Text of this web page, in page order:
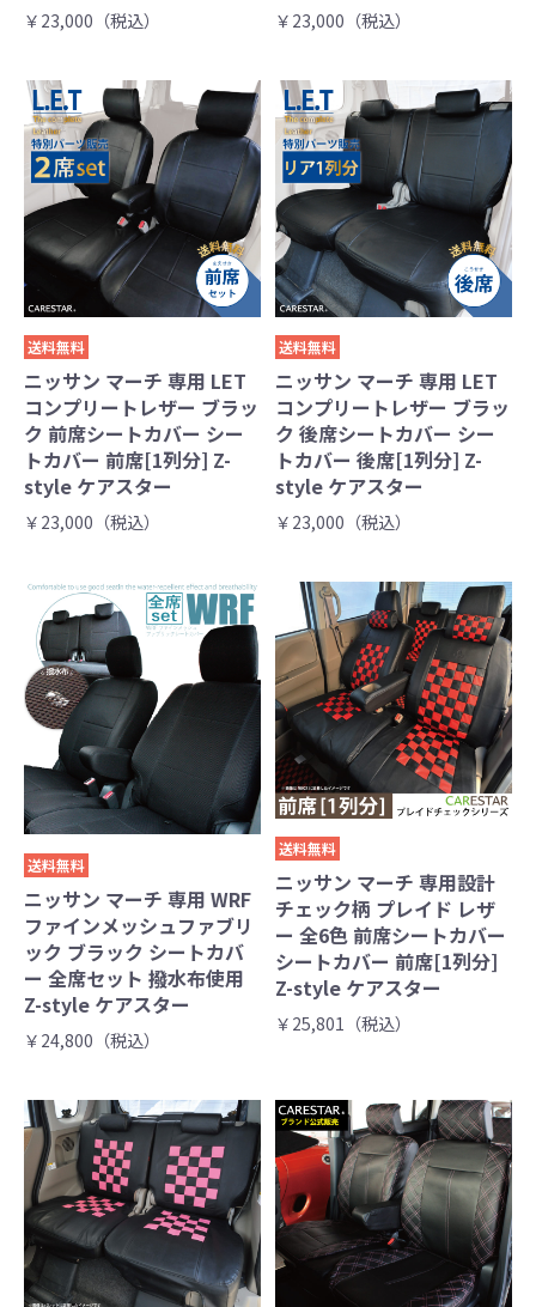
￥23,000（税込） ￥23,000（税込）
送料無料
ニッサン マーチ 専用 LET
コンプリートレザー ブラッ
ク 前席シートカバー シー
トカバー 前席[1列分] Z-
style ケアスター
￥23,000（税込）
送料無料
ニッサン マーチ 専用 LET
コンプリートレザー ブラッ
ク 後席シートカバー シー
トカバー 後席[1列分] Z-
style ケアスター
￥23,000（税込）
送料無料
ニッサン マーチ 専用 WRF
ファインメッシュファブリ
ック ブラック シートカバ
ー 全席セット 撥水布使用
Z-style ケアスター
￥24,800（税込）
送料無料
ニッサン マーチ 専用設計
チェック柄 プレイド レザ
ー 全6色 前席シートカバー
シートカバー 前席[1列分]
Z-style ケアスター
￥25,801（税込）